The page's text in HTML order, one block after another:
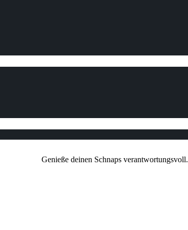
Verbraucherschlichtungsstelle teilzunehmen.
Genieße deinen Schnaps verantwortungsvoll.